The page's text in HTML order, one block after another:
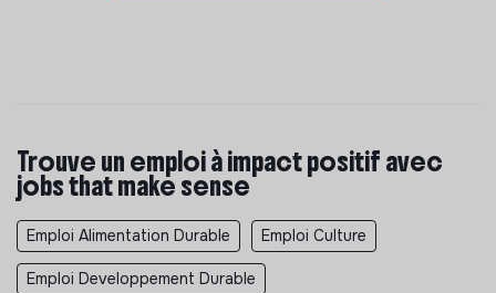
Trouve un emploi à impact positif avec
jobs that make sense
Emploi Alimentation Durable Emploi Culture
Emploi Developpement Durable